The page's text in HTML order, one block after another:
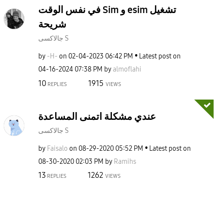
في نفس الوقت Sim و esim تشغيل
شريحة
جالاكسى S
by -H- on ‎02-04-2023 06:42 PM
Latest post on
‎04-16-2024 07:38 PM byalmoflahi
10 REPLIES 1915 VIEWS
عندي مشكلة اتمنى المساعدة
جالاكسى S
by Faisalo on ‎08-29-2020 05:52 PM
Latest post on
‎08-30-2020 02:03 PM by Ramihs
13 REPLIES 1262 VIEWS